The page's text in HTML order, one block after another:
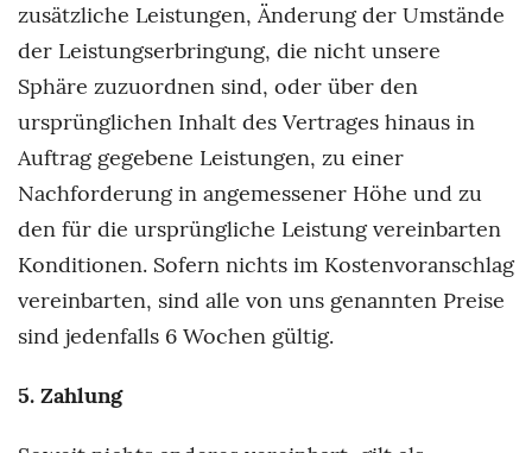
zusätzliche Leistungen, Änderung der Umstände
der Leistungserbringung, die nicht unsere
Sphäre zuzuordnen sind, oder über den
ursprünglichen Inhalt des Vertrages hinaus in
Auftrag gegebene Leistungen, zu einer
Nachforderung in angemessener Höhe und zu
den für die ursprüngliche Leistung vereinbarten
Konditionen. Sofern nichts im Kostenvoranschlag
vereinbarten, sind alle von uns genannten Preise
sind jedenfalls 6 Wochen gültig.
5. Zahlung